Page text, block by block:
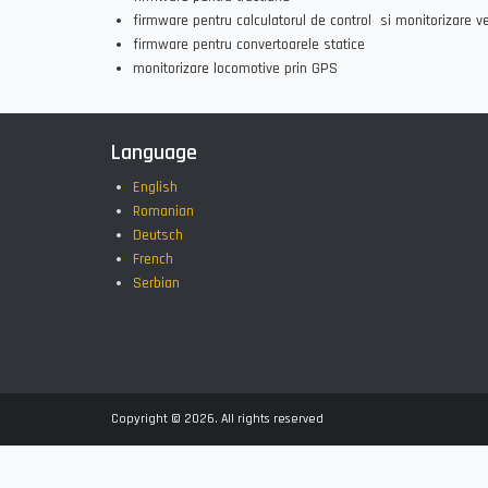
firmware pentru calculatorul de control si monitorizare
firmware pentru convertoarele statice
monitorizare locomotive prin GPS
Language
English
Romanian
Deutsch
French
Serbian
Copyright © 2026. All rights reserved